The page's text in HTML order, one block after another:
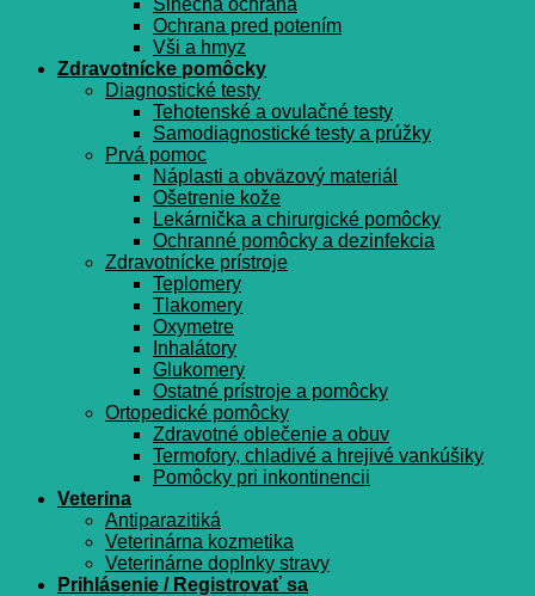
Ochrana pred potením
Vši a hmyz
Zdravotnícke pomôcky
Diagnostické testy
Tehotenské a ovulačné testy
Samodiagnostické testy a prúžky
Prvá pomoc
Náplasti a obväzový materiál
Ošetrenie kože
Lekárnička a chirurgické pomôcky
Ochranné pomôcky a dezinfekcia
Zdravotnícke prístroje
Teplomery
Tlakomery
Oxymetre
Inhalátory
Glukomery
Ostatné prístroje a pomôcky
Ortopedické pomôcky
Zdravotné oblečenie a obuv
Termofory, chladivé a hrejivé vankúšiky
Pomôcky pri inkontinencii
Veterina
Antiparazitiká
Veterinárna kozmetika
Veterinárne doplnky stravy
Prihlásenie / Registrovať sa